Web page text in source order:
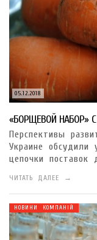
05.12.2018
«БОРЩЕВОЙ НАБОР»
Перспективы
Украине обсудили
цепочки
ЧИТАТЬ ДАЛЕЕ →
НОВИНИ КОМПАНІЙ